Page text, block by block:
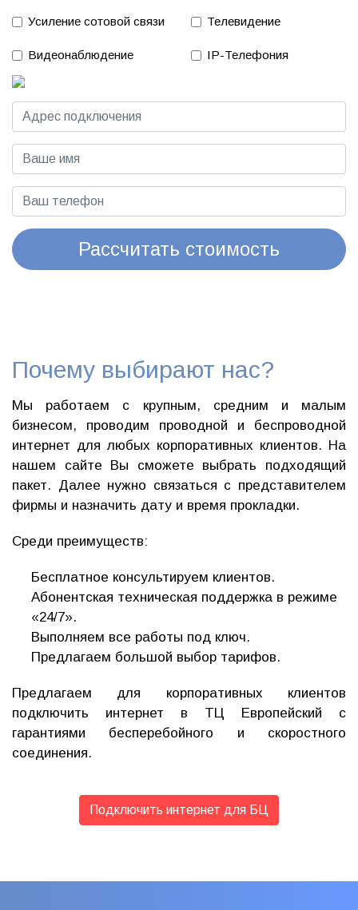
Усиление сотовой связи Телевидение
Видеонаблюдение IP-Телефония
Рассчитать стоимость
Почему выбирают нас?
Мы работаем с крупным, средним и малым
бизнесом, проводим проводной и беспроводной
интернет для любых корпоративных клиентов. На
нашем сайте Вы сможете выбрать подходящий
пакет. Далее нужно связаться с представителем
фирмы и назначить дату и время прокладки.
Среди преимуществ:
Бесплатное консультируем клиентов.
Абонентская техническая поддержка в режиме
«24/7».
Выполняем все работы под ключ.
Предлагаем большой выбор тарифов.
Предлагаем для корпоративных клиентов
подключить интернет в ТЦ Европейский с
гарантиями бесперебойного и скоростного
соединения.
Подключить интернет для БЦ